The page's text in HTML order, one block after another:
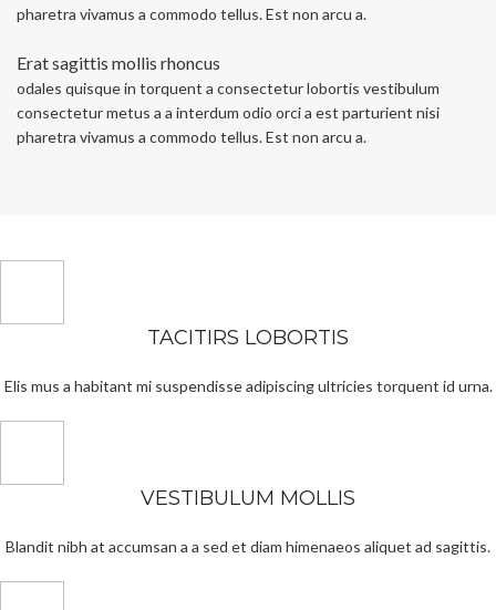
pharetra vivamus a commodo tellus. Est non arcu a.
Erat sagittis mollis rhoncus
odales quisque in torquent a consectetur lobortis vestibulum
consectetur metus a a interdum odio orci a est parturient nisi
pharetra vivamus a commodo tellus. Est non arcu a.
TACITIRS LOBORTIS
Elis mus a habitant mi suspendisse adipiscing ultricies torquent id urna.
VESTIBULUM MOLLIS
Blandit nibh at accumsan a a sed et diam himenaeos aliquet ad sagittis.